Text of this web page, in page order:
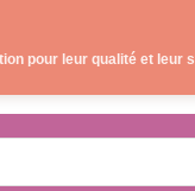
SORTIES
pour leur qualité et leur